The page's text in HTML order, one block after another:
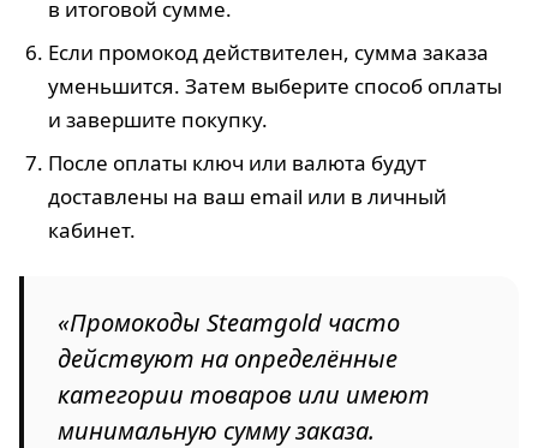
в итоговой сумме.
Если промокод действителен, сумма заказа
уменьшится. Затем выберите способ оплаты
и завершите покупку.
После оплаты ключ или валюта будут
доставлены на ваш email или в личный
кабинет.
«Промокоды Steamgold часто
действуют на определённые
категории товаров или имеют
минимальную сумму заказа.